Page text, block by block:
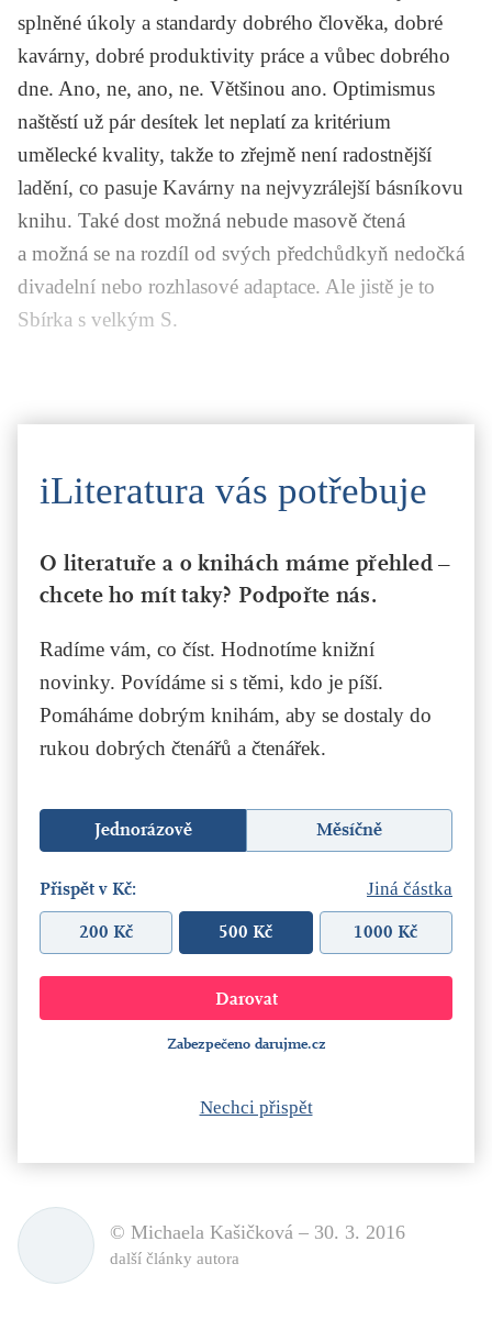
splněné úkoly a standardy dobrého člověka, dobré
kavárny, dobré produktivity práce a vůbec dobrého
dne. Ano, ne, ano, ne. Většinou ano. Optimismus
naštěstí už pár desítek let neplatí za kritérium
umělecké kvality, takže to zřejmě není radostnější
ladění, co pasuje Kavárny na nejvyzrálejší básníkovu
knihu. Také dost možná nebude masově čtená
a možná se na rozdíl od svých předchůdkyň nedočká
divadelní nebo rozhlasové adaptace. Ale jistě je to
Sbírka s velkým S.
iLiteratura vás potřebuje
O literatuře a o knihách máme přehled –
chcete ho mít taky? Podpořte nás.
Radíme vám, co číst. Hodnotíme knižní
novinky. Povídáme si s těmi, kdo je píší.
Pomáháme dobrým knihám, aby se dostaly do
rukou dobrých čtenářů a čtenářek.
Jednorázově Měsíčně
Přispět v Kč: Jiná částka
200 Kč 500 Kč 1000 Kč
Zabezpečeno darujme.cz
Nechci přispět
© Michaela Kašičková – 30. 3. 2016
další články autora